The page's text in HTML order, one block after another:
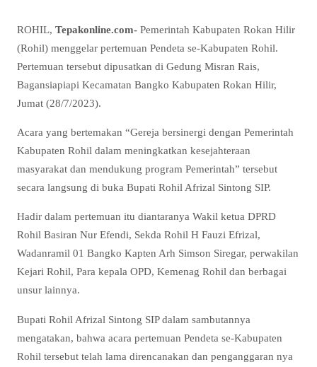
ROHIL, Tepakonline.com- Pemerintah Kabupaten Rokan Hilir
(Rohil) menggelar pertemuan Pendeta se-Kabupaten Rohil.
Pertemuan tersebut dipusatkan di Gedung Misran Rais,
Bagansiapiapi Kecamatan Bangko Kabupaten Rokan Hilir,
Jumat (28/7/2023).
Acara yang bertemakan “Gereja bersinergi dengan Pemerintah
Kabupaten Rohil dalam meningkatkan kesejahteraan
masyarakat dan mendukung program Pemerintah” tersebut
secara langsung di buka Bupati Rohil Afrizal Sintong SIP.
Hadir dalam pertemuan itu diantaranya Wakil ketua DPRD
Rohil Basiran Nur Efendi, Sekda Rohil H Fauzi Efrizal,
Wadanramil 01 Bangko Kapten Arh Simson Siregar, perwakilan
Kejari Rohil, Para kepala OPD, Kemenag Rohil dan berbagai
unsur lainnya.
Bupati Rohil Afrizal Sintong SIP dalam sambutannya
mengatakan, bahwa acara pertemuan Pendeta se-Kabupaten
Rohil tersebut telah lama direncanakan dan penganggaran nya